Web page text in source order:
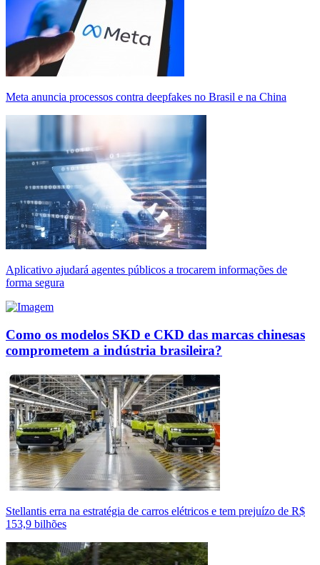
Meta anuncia processos contra deepfakes no Brasil e na China
Aplicativo ajudará agentes públicos a trocarem informações de
forma segura
Como os modelos SKD e CKD das marcas chinesas
comprometem a indústria brasileira?
Stellantis erra na estratégia de carros elétricos e tem prejuízo de R$
153,9 bilhões